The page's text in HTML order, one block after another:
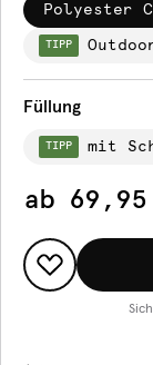
Polyester
TIPP
Füllung
TIPP mit
ab